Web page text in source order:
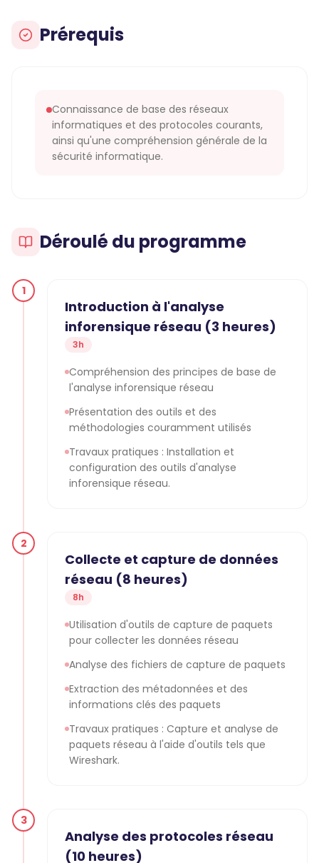
Prérequis
Connaissance de base des réseaux
informatiques et des protocoles courants,
ainsi qu'une compréhension générale de la
sécurité informatique.
Déroulé du programme
1
Introduction à l'analyse
inforensique réseau (3 heures)
3h
Compréhension des principes de base de
l'analyse inforensique réseau
Présentation des outils et des
méthodologies couramment utilisés
Travaux pratiques : Installation et
configuration des outils d'analyse
inforensique réseau.
2
Collecte et capture de données
réseau (8 heures)
8h
Utilisation d'outils de capture de paquets
pour collecter les données réseau
Analyse des fichiers de capture de paquets
Extraction des métadonnées et des
informations clés des paquets
Travaux pratiques : Capture et analyse de
paquets réseau à l'aide d'outils tels que
Wireshark.
3
Analyse des protocoles réseau
(10 heures)